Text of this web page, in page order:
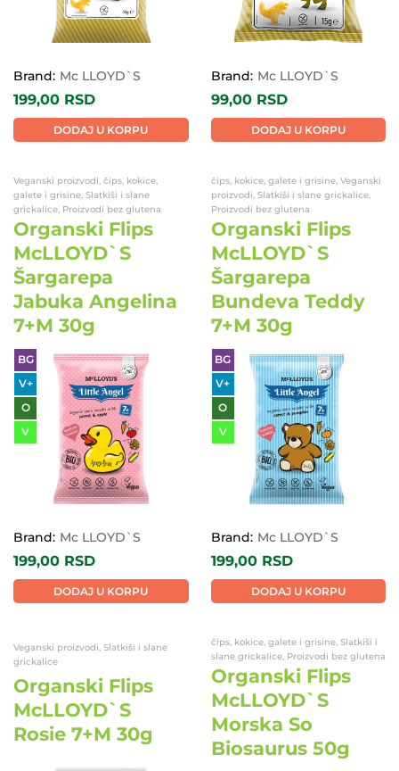
Brand: Mc LLOYD`S
199,00 RSD
DODAJ U KORPU
Brand: Mc LLOYD`S
99,00 RSD
DODAJ U KORPU
Veganski proizvodi, čips, kokice,
galete i grisine, Slatkiši i slane
grickalice, Proizvodi bez glutena
Organski Flips
McLLOYD`S
Šargarepa
Jabuka Angelina
7+M 30g
BG
V+
O
V
Brand: Mc LLOYD`S
199,00 RSD
DODAJ U KORPU
čips, kokice, galete i grisine, Veganski
proizvodi, Slatkiši i slane grickalice,
Proizvodi bez glutena
Organski Flips
McLLOYD`S
Šargarepa
Bundeva Teddy
7+M 30g
BG
V+
O
V
Brand: Mc LLOYD`S
199,00 RSD
DODAJ U KORPU
Veganski proizvodi, Slatkiši i slane
grickalice
Organski Flips
McLLOYD`S
Rosie 7+M 30g
čips, kokice, galete i grisine, Slatkiši i
slane grickalice, Proizvodi bez glutena
Organski Flips
McLLOYD`S
Morska So
Biosaurus 50g